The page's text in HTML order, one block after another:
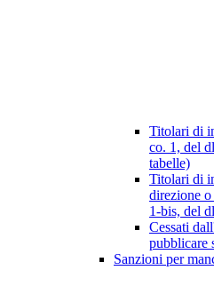
Titolari di
co. 1, del
tabelle)
Titolari di
direzione
1-bis, del
Cessati
pubblicare
Sanzioni per